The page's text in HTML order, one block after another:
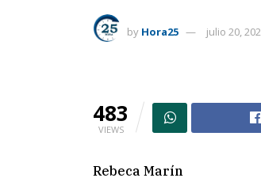
by Hora25 julio 20,
483
VIEWS
Rebeca Marín